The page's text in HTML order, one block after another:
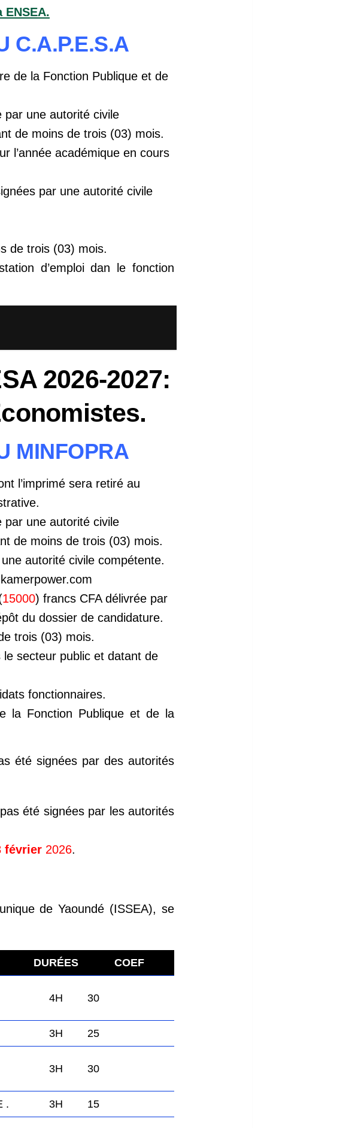
C.A.P.E.S.A
de la Fonction Publique et de
par une autorité civile
de moins de trois (03) mois.
l’année académique en cours
par une autorité civile
de trois (03) mois.
d’emploi dan le fonction
2026-2027:
MINFOPRA
l’imprimé sera retiré au
par une autorité civile
de moins de trois (03) mois.
autorité civile compétente.
15000) francs CFA délivrée par
du dossier de candidature.
trois (03) mois.
secteur public et datant de
fonctionnaires.
la Fonction Publique et de la
été signées par des autorités
été signées par les autorités
février 2026.
de Yaoundé (ISSEA), se
DURÉES COEF
4H 30
3H 25
3H 30
. 3H 15